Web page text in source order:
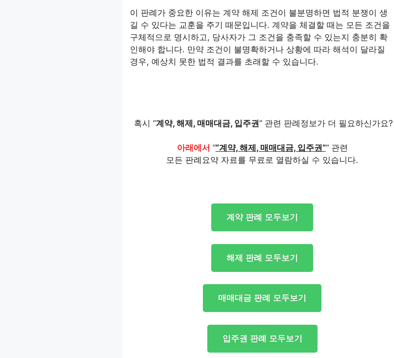
이 판례가 중요한 이유는 계약 해제 조건이 불분명하면 법적 분쟁이 생
길 수 있다는 교훈을 주기 때문입니다. 계약을 체결할 때는 모든 조건을
구체적으로 명시하고, 당사자가 그 조건을 충족할 수 있는지 충분히 확
인해야 합니다. 만약 조건이 불명확하거나 상황에 따라 해석이 달라질
경우, 예상치 못한 법적 결과를 초래할 수 있습니다.
혹시 “계약, 해제, 매매대금, 입주권” 관련 판례정보가 더 필요하신가요?
아래에서 ““계약, 해제, 매매대금, 입주권”” 관련
모든 판례요약 자료를 무료로 열람하실 수 있습니다.
계약 판례 모두보기
해제 판례 모두보기
매매대금 판례 모두보기
입주권 판례 모두보기